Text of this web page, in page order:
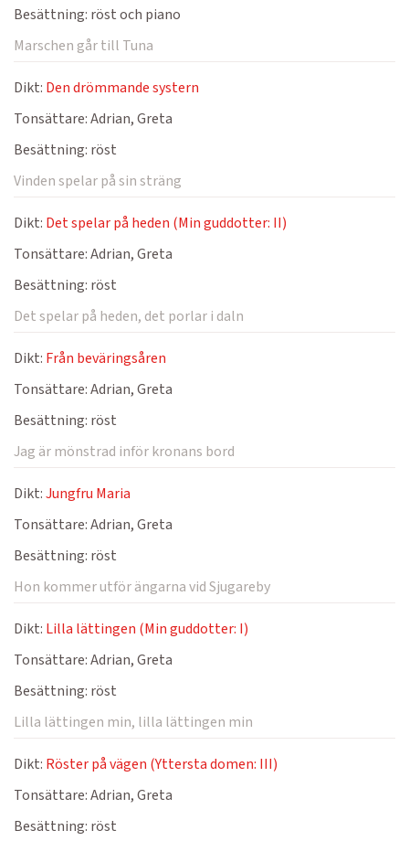
Besättning: röst och piano
Marschen går till Tuna
Dikt: Den drömmande systern
Tonsättare:Adrian, Greta
Besättning: röst
Vinden spelar på sin sträng
Dikt: Det spelar på heden (Min guddotter: II)
Tonsättare:Adrian, Greta
Besättning: röst
Det spelar på heden, det porlar i daln
Dikt: Från beväringsåren
Tonsättare:Adrian, Greta
Besättning: röst
Jag är mönstrad inför kronans bord
Dikt:Jungfru Maria
Tonsättare:Adrian, Greta
Besättning: röst
Hon kommer utför ängarna vid Sjugareby
Dikt: Lilla lättingen (Min guddotter: I)
Tonsättare:Adrian, Greta
Besättning: röst
Lilla lättingen min, lilla lättingen min
Dikt: Röster på vägen (Yttersta domen: III)
Tonsättare:Adrian, Greta
Besättning: röst